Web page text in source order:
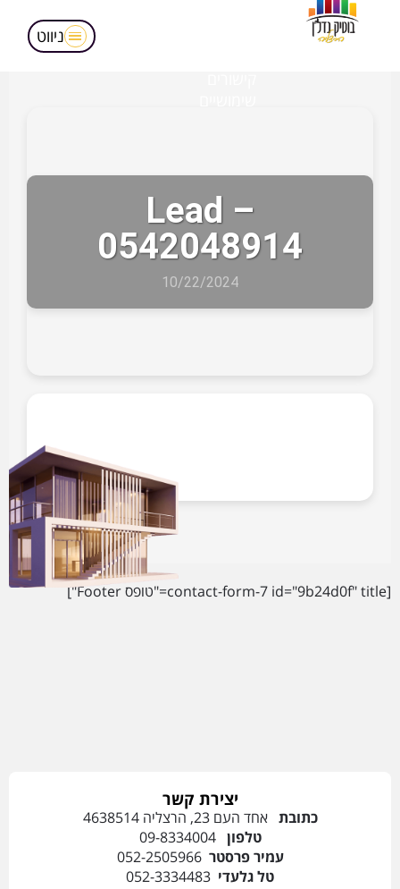
ניווט
Lead –
0542048914
10/22/2024
יצירת קשר
כתובת אחד העם 23, הרצליה 4638514
טלפון09-8334004
עמיר פרסטר052-2505966
טל גלעדי 052-3334483
[contact-form-7 id="9b24d0f" title="טופס Footer"]